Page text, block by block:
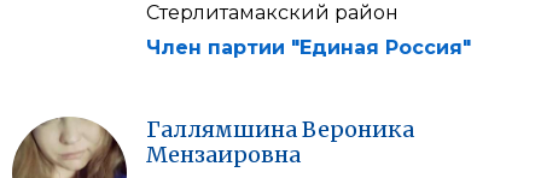
Стерлитамакский район
Член партии "Единая Россия"
ГаллямшинаВероника
Мензаировна